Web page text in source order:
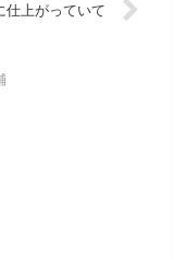
仕上がっていて